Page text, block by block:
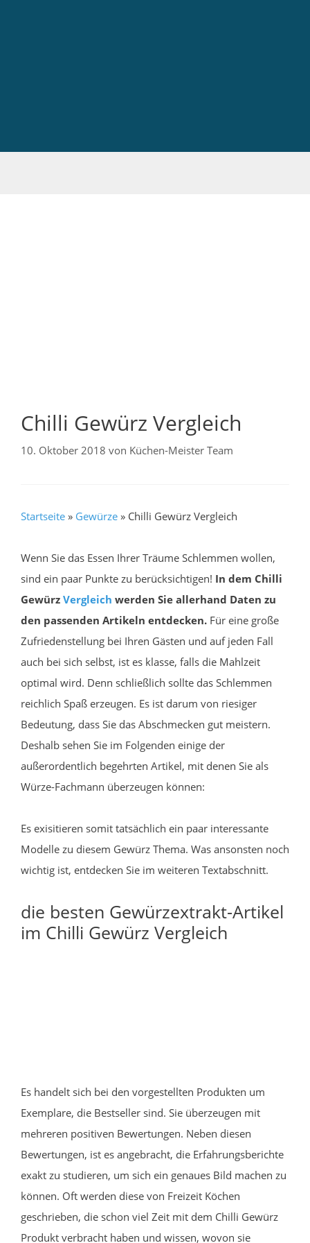
Chilli Gewürz Vergleich
10. Oktober 2018 von Küchen-Meister Team
Startseite » Gewürze » Chilli Gewürz Vergleich
Wenn Sie das Essen Ihrer Träume Schlemmen wollen,
sind ein paar Punkte zu berücksichtigen! In dem Chilli
Gewürz Vergleich werden Sie allerhand Daten zu
den passenden Artikeln entdecken. Für eine große
Zufriedenstellung bei Ihren Gästen und auf jeden Fall
auch bei sich selbst, ist es klasse, falls die Mahlzeit
optimal wird. Denn schließlich sollte das Schlemmen
reichlich Spaß erzeugen. Es ist darum von riesiger
Bedeutung, dass Sie das Abschmecken gut meistern.
Deshalb sehen Sie im Folgenden einige der
außerordentlich begehrten Artikel, mit denen Sie als
Würze-Fachmann überzeugen können:
Es exisitieren somit tatsächlich ein paar interessante
Modelle zu diesem Gewürz Thema. Was ansonsten noch
wichtig ist, entdecken Sie im weiteren Textabschnitt.
die besten Gewürzextrakt-Artikel
im Chilli Gewürz Vergleich
Es handelt sich bei den vorgestellten Produkten um
Exemplare, die Bestseller sind. Sie überzeugen mit
mehreren positiven Bewertungen. Neben diesen
Bewertungen, ist es angebracht, die Erfahrungsberichte
exakt zu studieren, um sich ein genaues Bild machen zu
können. Oft werden diese von Freizeit Köchen
geschrieben, die schon viel Zeit mit dem Chilli Gewürz
Produkt verbracht haben und wissen, wovon sie